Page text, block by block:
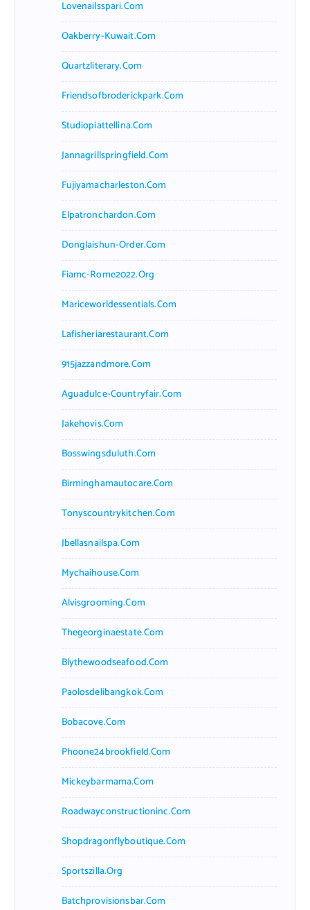
Lovenailsspari.com
Oakberry-Kuwait.com
Quartzliterary.com
Friendsofbroderickpark.com
Studiopiattellina.com
Jannagrillspringfield.com
Fujiyamacharleston.com
Elpatronchardon.com
Donglaishun-Order.com
Fiamc-Rome2022.org
Mariceworldessentials.com
Lafisheriarestaurant.com
915jazzandmore.com
Aguadulce-Countryfair.com
Jakehovis.com
Bosswingsduluth.com
Birminghamautocare.com
Tonyscountrykitchen.com
Jbellasnailspa.com
Mychaihouse.com
Alvisgrooming.com
Thegeorginaestate.com
Blythewoodseafood.com
Paolosdelibangkok.com
Bobacove.com
Phoone24brookfield.com
Mickeybarmama.com
Roadwayconstructioninc.com
Shopdragonflyboutique.com
Sportszilla.org
Batchprovisionsbar.com